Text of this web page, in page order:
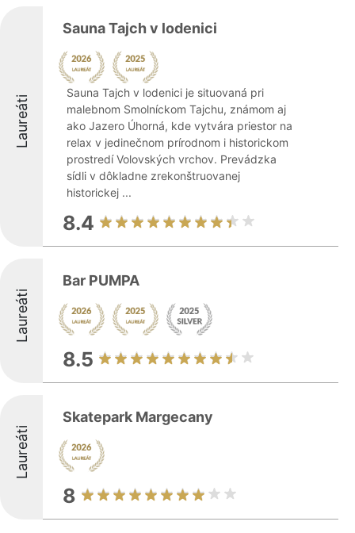
Laureáti
Sauna Tajch v lodenici
Sauna Tajch v lodenici je situovaná pri
malebnom Smolníckom Tajchu, známom aj
ako Jazero Úhorná, kde vytvára priestor na
relax v jedinečnom prírodnom i historickom
prostredí Volovských vrchov. Prevádzka
sídli v dôkladne zrekonštruovanej
historickej ...
8.4
Laureáti
Bar PUMPA
8.5
Laureáti
Skatepark Margecany
8